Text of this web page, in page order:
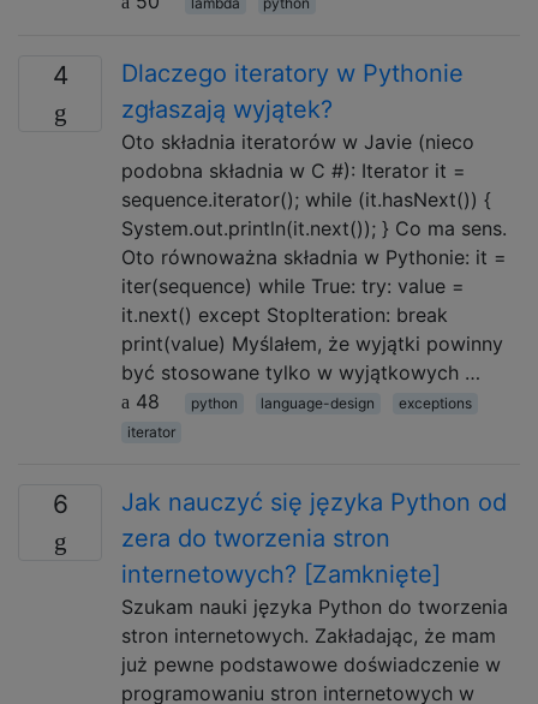
4
Dlaczego iteratory w Pythonie
zgłaszają wyjątek?
Oto składnia iteratorów w Javie (nieco
podobna składnia w C #): Iterator it =
sequence.iterator(); while (it.hasNext()) {
System.out.println(it.next()); } Co ma sens.
Oto równoważna składnia w Pythonie: it =
iter(sequence) while True: try: value =
it.next() except StopIteration: break
print(value) Myślałem, że wyjątki powinny
być stosowane tylko w wyjątkowych …
48
python language-design
exceptions
iterator
6
Jak nauczyć się języka Python od
zera do tworzenia stron
internetowych? [Zamknięte]
Szukam nauki języka Python do tworzenia
stron internetowych. Zakładając, że mam
już pewne podstawowe doświadczenie w
programowaniu stron internetowych w